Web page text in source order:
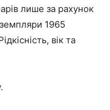
лише за рахунок
1965
вік та